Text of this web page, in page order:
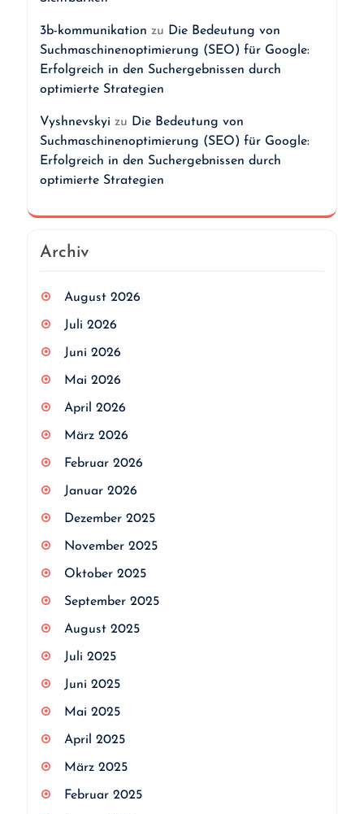
3b-kommunikation zu Die Bedeutung von
Suchmaschinenoptimierung (SEO) für Google:
Erfolgreich in den Suchergebnissen durch
optimierte Strategien
Vyshnevskyi zu Die Bedeutung von
Suchmaschinenoptimierung (SEO) für Google:
Erfolgreich in den Suchergebnissen durch
optimierte Strategien
Archiv
August 2026
Juli 2026
Juni 2026
Mai 2026
April 2026
März 2026
Februar 2026
Januar 2026
Dezember 2025
November 2025
Oktober 2025
September 2025
August 2025
Juli 2025
Juni 2025
Mai 2025
April 2025
März 2025
Februar 2025